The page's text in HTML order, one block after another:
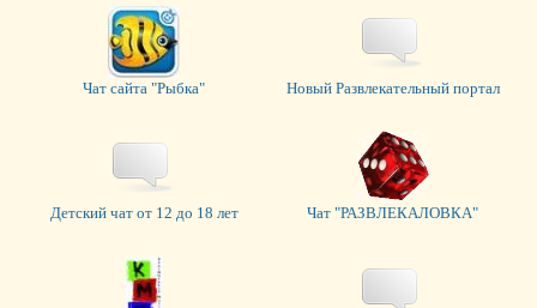
Чат сайта "Рыбка" Новый Развлекательный портал
Детский чат от 12 до 18 лет Чат "РАЗВЛЕКАЛОВКА"